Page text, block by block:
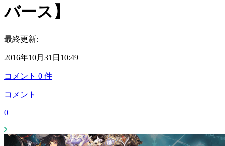
バース】
最終更新:
2016年10月31日10:49
コメント 0 件
コメント
0